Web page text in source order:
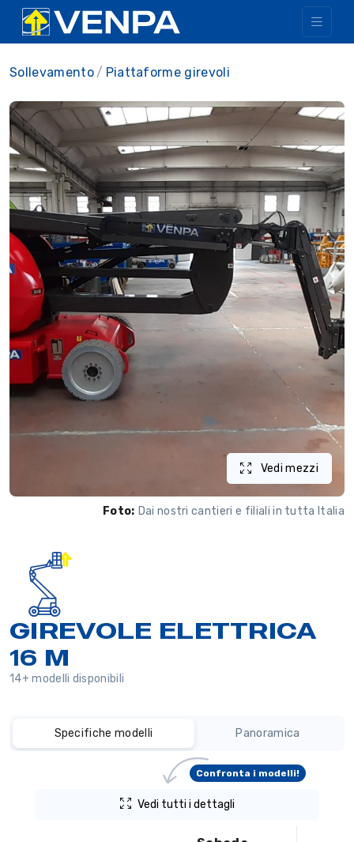
Sollevamento Piattaforme girevoli
Vedi mezzi
Foto: Dai nostri cantieri e filiali in tutta Italia
GIREVOLE ELETTRICA
16 M
14+ modelli disponibili
Specifiche modelli Panoramica
Vedi tutti i dettagli
Confronta i modelli!